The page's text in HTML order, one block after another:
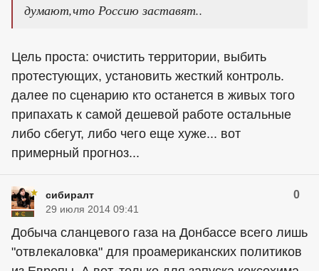
думают,что Россию заставят..
Цель проста: очистить территории, выбить
протестующих, установить жесткий контроль.
далее по сценарию кто останется в живых того
припахать к самой дешевой работе остальные
либо сбегут, либо чего еще хуже... вот
примерный прогноз...
сибиралт 0
29 июля 2014 09:41
Добыча сланцевого газа на Донбассе всего лишь
"отвлекаловка" для проамериканских политиков